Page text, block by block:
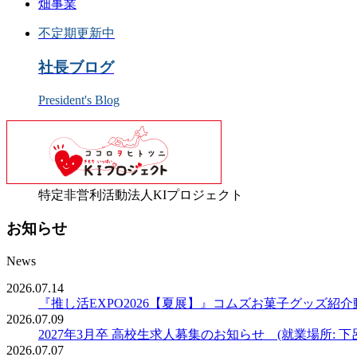
畑事業
不定期更新中
社長ブログ
President's Blog
特定非営利活動法人KIプロジェクト
お知らせ
News
2026.07.14
『推し活EXPO2026【夏展】』コムズお菓子グッズ紹介
2026.07.09
2027年3月卒 高校生求人募集のお知らせ (就業場所: 下
2026.07.07